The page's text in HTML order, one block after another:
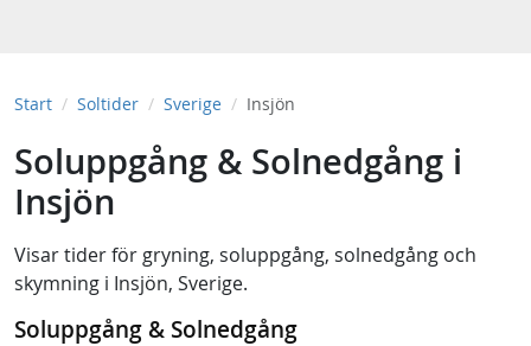
Start Soltider Sverige Insjön
Soluppgång & Solnedgång i
Insjön
Visar tider för gryning, soluppgång, solnedgång och
skymning i Insjön, Sverige.
Soluppgång & Solnedgång